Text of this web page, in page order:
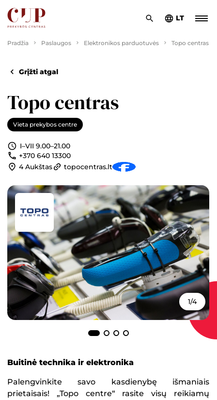
LT
Pradžia Paslaugos Elektronikos parduotuvės Topo centras
Grįžti atgal
Topo centras
Vieta prekybos centre
I–VII 9.00–21.00
+370 640 13300
4 Aukštas
topocentras.lt
1/4
Buitinė technika ir elektronika
Palengvinkite savo kasdienybę išmaniais
prietaisais! „Topo centre“ rasite visų reikiamų